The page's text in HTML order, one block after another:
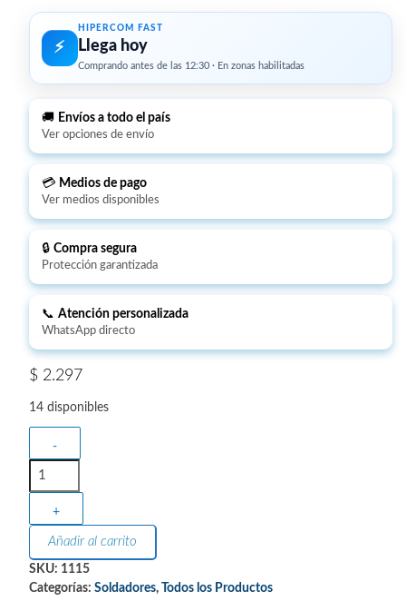
⚡︎
HIPERCOM FAST
Llega hoy
Comprando antes de las 12:30 · En zonas habilitadas
🚚 Envíos a todo el país
Ver opciones de envío
💳 Medios de pago
Ver medios disponibles
🔒 Compra segura
Protección garantizada
📞 Atención personalizada
WhatsApp directo
$2.297
14 disponibles
-
+
Añadir al carrito
SKU: 1115
Categorías: Soldadores, Todos los Productos